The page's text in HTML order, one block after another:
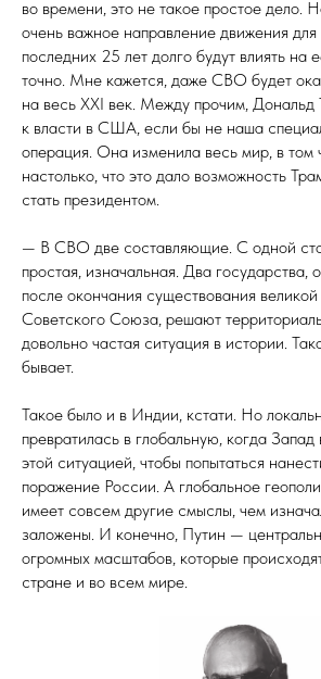
во времени, это не такое простое дело.
очень важное направление движения
последних 25 лет долго будут влиять на
точно. Мне кажется, даже СВО будет
на весь XXI век. Между прочим,
к власти в США, если бы не наша
операция. Она изменила весь мир, в том
настолько, что это дало возможность
стать президентом.
— В СВО две составляющие. С одной
простая, изначальная. Два государства,
после окончания существования великой
Советского Союза, решают
довольно частая ситуация в истории.
бывает.
Такое было и в Индии, кстати. Но
превратилась в глобальную, когда Запад
этой ситуацией, чтобы попытаться
поражение России. А глобальное
имеет совсем другие смыслы, чем
заложены. И конечно, Путин —
огромных масштабов, которые
стране и во всем мире.